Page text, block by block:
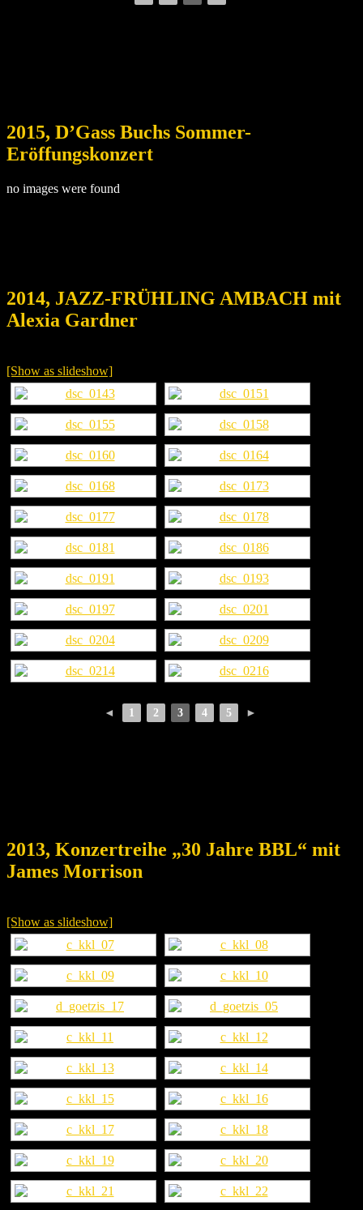
2015, D’Gass Buchs Sommer-
Eröffungskonzert
no images were found
2014, JAZZ-FRÜHLING AMBACH mit
Alexia Gardner
[Show as slideshow]
◄ 1 2 3 4 5 ►
2013, Konzertreihe „30 Jahre BBL“ mit
James Morrison
[Show as slideshow]